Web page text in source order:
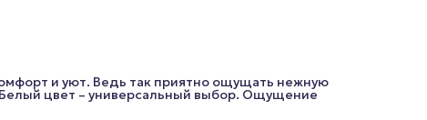
и уют. Ведь так приятно ощущать нежную
цвет – универсальный выбор. Ощущение